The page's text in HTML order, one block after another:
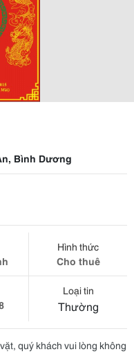
Bình Dương
Hình thức
Cho thuê
Loại tin
Thường
quý khách vui lòng không